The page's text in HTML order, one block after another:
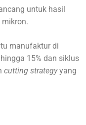
untuk hasil
manufaktur di
hingga 15% dan siklus
cutting strategyyang